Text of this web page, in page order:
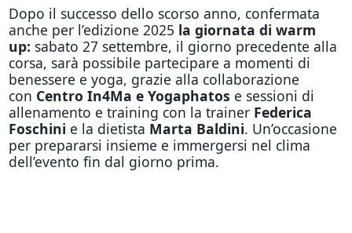
Dopo il successo dello scorso anno, confermata
anche per l’edizione 2025 la giornata di warm
up: sabato 27 settembre, il giorno precedente alla
corsa, sarà possibile partecipare a momenti di
benessere e yoga, grazie alla collaborazione
con Centro In4Ma e Yogaphatos e sessioni di
allenamento e training con la trainer Federica
Foschini e la dietista Marta Baldini. Un’occasione
per prepararsi insieme e immergersi nel clima
dell’evento fin dal giorno prima.